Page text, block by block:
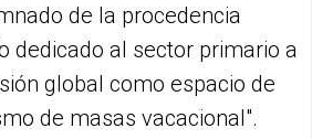
de la procedencia
dedicado al sector primario a
global como espacio de
de masas vacacional".